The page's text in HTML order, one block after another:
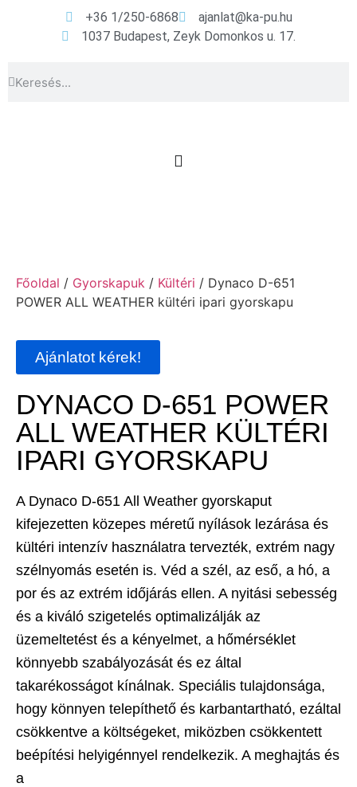
+36 1/250-6868
ajanlat@ka-pu.hu
1037 Budapest, Zeyk Domonkos u. 17.
Főoldal / Gyorskapuk / Kültéri / Dynaco D-651
POWER ALL WEATHER kültéri ipari gyorskapu
Ajánlatot kérek!
DYNACO D-651 POWER
ALL WEATHER KÜLTÉRI
IPARI GYORSKAPU
A Dynaco D-651 All Weather gyorskaput
kifejezetten közepes méretű nyílások lezárása és
kültéri intenzív használatra tervezték, extrém nagy
szélnyomás esetén is. Véd a szél, az eső, a hó, a
por és az extrém időjárás ellen. A nyitási sebesség
és a kiváló szigetelés optimalizálják az
üzemeltetést és a kényelmet, a hőmérséklet
könnyebb szabályozását és ez által
takarékosságot kínálnak. Speciális tulajdonsága,
hogy könnyen telepíthető és karbantartható, ezáltal
csökkentve a költségeket, miközben csökkentett
beépítési helyigénnyel rendelkezik. A meghajtás és
a